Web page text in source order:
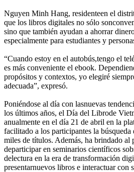
Nguyen Minh Hang, residenteen el
que los libros digitales no sólo
sino que también ayudan a ahorrar
especialmente para estudiantes y
“Cuando estoy en el autobús,tengo el
es más conveniente el ebook.
propósitos y contextos, yo elegiré
adecuada”, expresó.
Poniéndose al día con lasnuevas
los últimos años, el Día del Librode
anualmente en el día 21 de abril en la
facilitado a los participantes la búsqueda
miles de títulos. Además, ha brindado al
departicipar en seminarios científicos
delectura en la era de transformación
presentarnuevos libros e interactuar con